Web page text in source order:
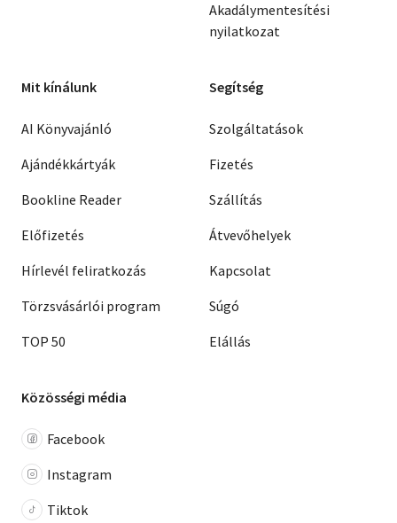
Akadálymentesítési
nyilatkozat
Mit kínálunk
AI Könyvajánló
Ajándékkártyák
Bookline Reader
Előfizetés
Hírlevél feliratkozás
Törzsvásárlói program
TOP 50
Segítség
Szolgáltatások
Fizetés
Szállítás
Átvevőhelyek
Kapcsolat
Súgó
Elállás
Közösségi média
Facebook
Instagram
Tiktok